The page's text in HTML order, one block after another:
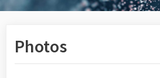
Photos